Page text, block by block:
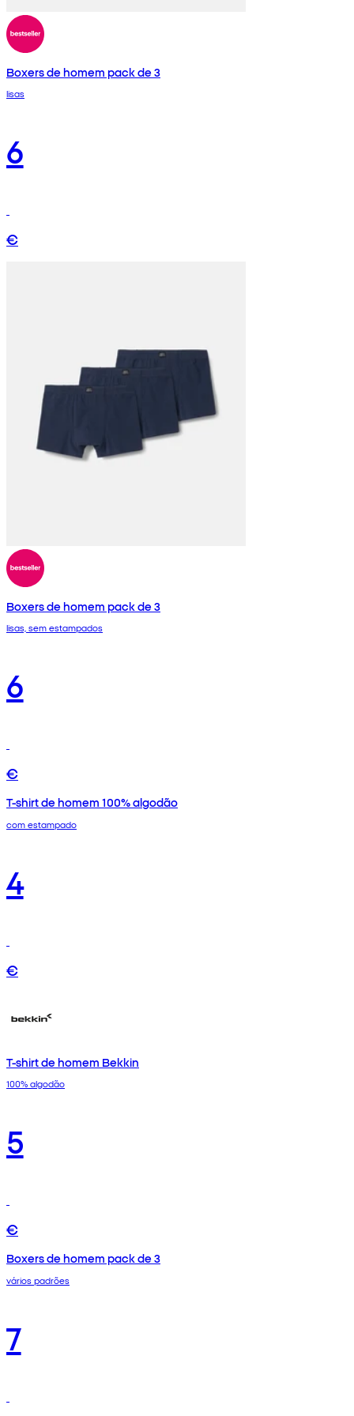
Boxers de homem pack de 3
lisas
6
€
Boxers de homem pack de 3
lisas, sem estampados
6
€
T-shirt de homem 100% algodão
com estampado
4
€
T-shirt de homem Bekkin
100% algodão
5
€
Boxers de homem pack de 3
vários padrões
7